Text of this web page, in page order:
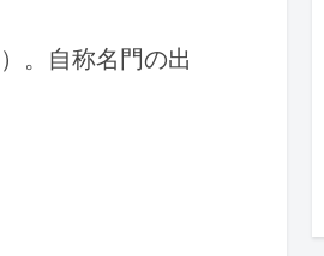
。自称名門の出